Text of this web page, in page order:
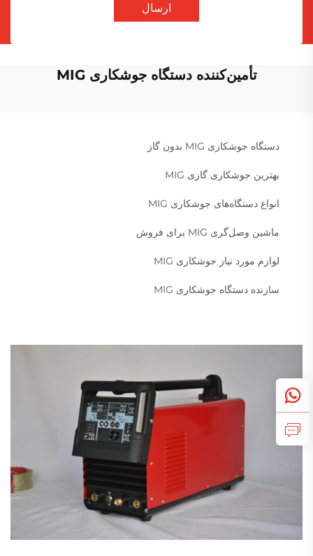
ارسال
تأمین‌کننده دستگاه جوشکاری MIG
دستگاه جوشکاری MIG بدون گاز
بهترین جوشکاری گازی MIG
انواع دستگاه‌های جوشکاری MIG
ماشین وصل‌گری MIG برای فروش
لوازم مورد نیاز جوشکاری MIG
سازنده دستگاه جوشکاری MIG